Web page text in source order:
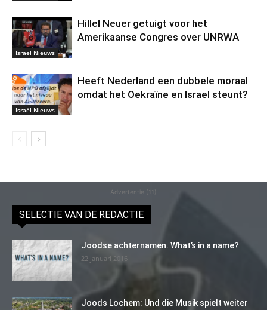
Israël Nieuws
Hillel Neuer getuigt voor het
Amerikaanse Congres over UNRWA
Israël Nieuws
Heeft Nederland een dubbele moraal
omdat het Oekraïne en Israel steunt?
Advertentie (11)
SELECTIE VAN DE REDACTIE
Joodse achternamen. What’s in a name?
22 januari 2016
Joods Lochem: Und die Musik spielt weiter